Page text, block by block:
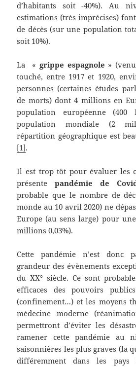
d’habitants soit -40%). Au
estimations (très imprécises)
de décès (sur une population
soit 10%).
La « grippe espagnole »
touché, entre 1917 et 1920,
personnes (certaines études
de morts) dont 4 millions en
population européenne
population mondiale (2
répartition géographique est
[1].
Il est trop tôt pour évaluer les
présentepandémie de
probable que le nombre de
monde au 10 avril 2020) ne
Europe (au sens large) pour
millions 0,03%).
Cette pandémie n’est donc
grandeur des évènements
du XX° siècle. Ce sont
efficaces des pouvoirs
(confinement…) et les moyens
médecine moderne
permettront d’éviter les
ramener cette pandémie au
saisonnières les plus graves (la
différemment dans les pays